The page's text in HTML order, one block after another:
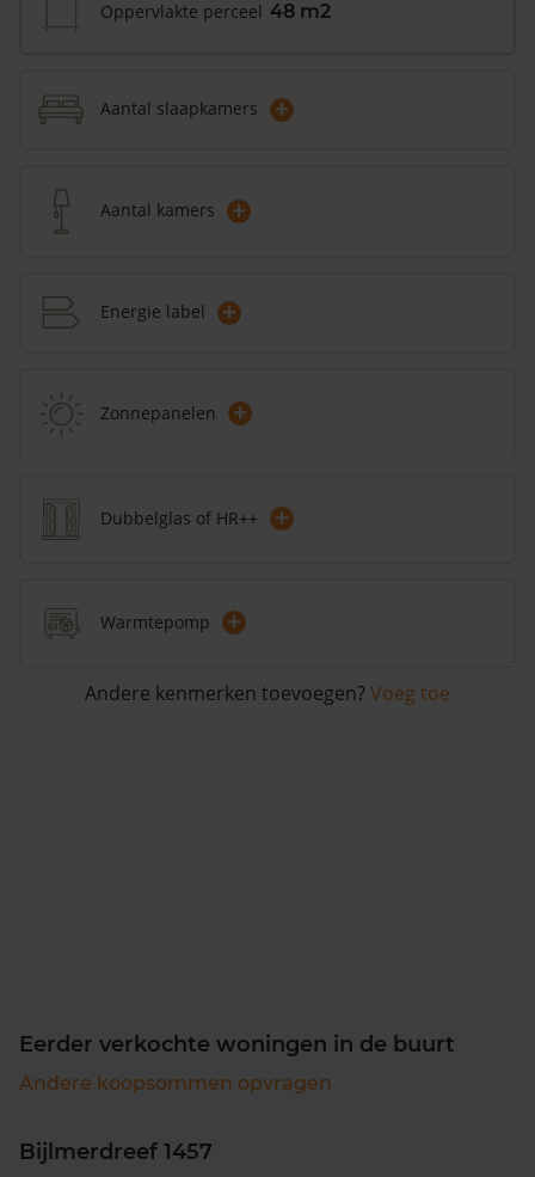
Oppervlakte perceel 48 m2
Aantal slaapkamers +
Aantal kamers +
Energie label +
Zonnepanelen +
Dubbelglas of HR++ +
Warmtepomp +
Andere kenmerken toevoegen? Voeg toe
Eerder verkochte woningen in de buurt
Andere koopsommen opvragen
Bijlmerdreef 1457